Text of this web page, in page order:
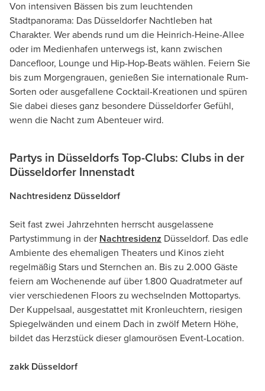
Von intensiven Bässen bis zum leuchtenden
Stadtpanorama: Das Düsseldorfer Nachtleben hat
Charakter. Wer abends rund um die Heinrich-Heine-Allee
oder im Medienhafen unterwegs ist, kann zwischen
Dancefloor, Lounge und Hip-Hop-Beats wählen. Feiern Sie
bis zum Morgengrauen, genießen Sie internationale Rum-
Sorten oder ausgefallene Cocktail-Kreationen und spüren
Sie dabei dieses ganz besondere Düsseldorfer Gefühl,
wenn die Nacht zum Abenteuer wird.
Partys in Düsseldorfs Top-Clubs: Clubs in der
Düsseldorfer Innenstadt
Nachtresidenz Düsseldorf
Seit fast zwei Jahrzehnten herrscht ausgelassene
Partystimmung in der Nachtresidenz Düsseldorf. Das edle
Ambiente des ehemaligen Theaters und Kinos zieht
regelmäßig Stars und Sternchen an. Bis zu 2.000 Gäste
feiern am Wochenende auf über 1.800 Quadratmeter auf
vier verschiedenen Floors zu wechselnden Mottopartys.
Der Kuppelsaal, ausgestattet mit Kronleuchtern, riesigen
Spiegelwänden und einem Dach in zwölf Metern Höhe,
bildet das Herzstück dieser glamourösen Event-Location.
zakk Düsseldorf